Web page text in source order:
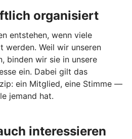
organisiert
entstehen, wenn viele
werden. Weil wir unseren
binden wir sie in unsere
ein. Dabei gilt das
ein Mitglied, eine Stimme —
jemand hat.
interessieren